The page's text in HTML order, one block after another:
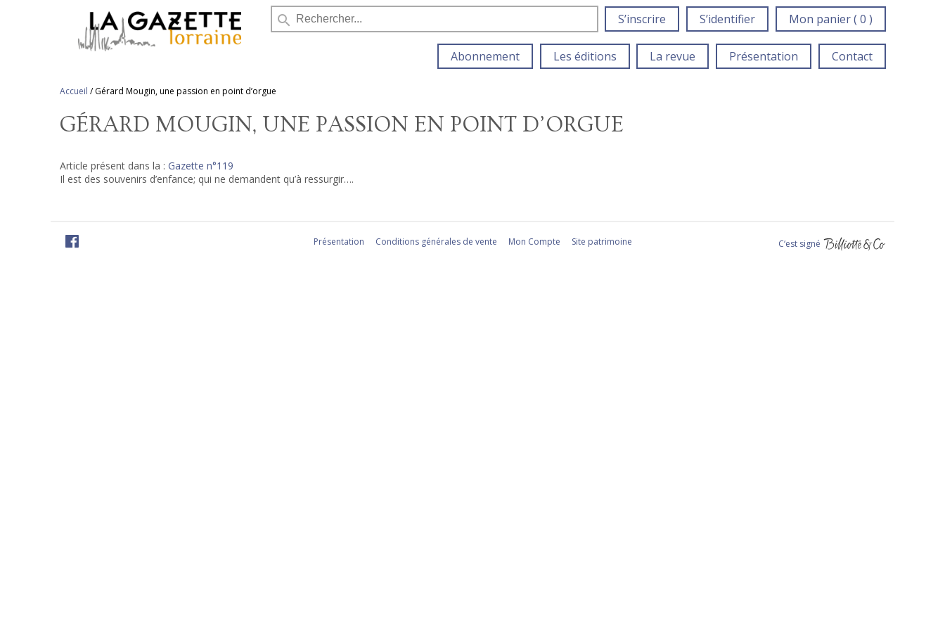
search S’inscrire S’identifier Mon panier ( 0 )
Abonnement Les éditions La revue Présentation Contact
Accueil /Gérard Mougin, une passion en point d’orgue
GÉRARD MOUGIN, UNE PASSION EN POINT D’ORGUE
Article présent dans la : Gazette n°119
Il est des souvenirs d’enfance; qui ne demandent qu’à ressurgir….
Présentation Conditions générales de vente Mon Compte Site patrimoine C‘est signé